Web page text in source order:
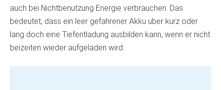
auch bei Nichtbenutzung Energie verbrauchen. Das
bedeutet, dass ein leer gefahrener Akku über kurz oder
lang doch eine Tiefentladung ausbilden kann, wenn er nicht
beizeiten wieder aufgeladen wird.